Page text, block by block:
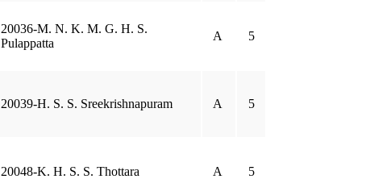
20036-M. N. K. M. G. H. S.
Pulappatta
A 5
20039-H. S. S. Sreekrishnapuram A 5
20048-K. H. S. S. Thottara A 5